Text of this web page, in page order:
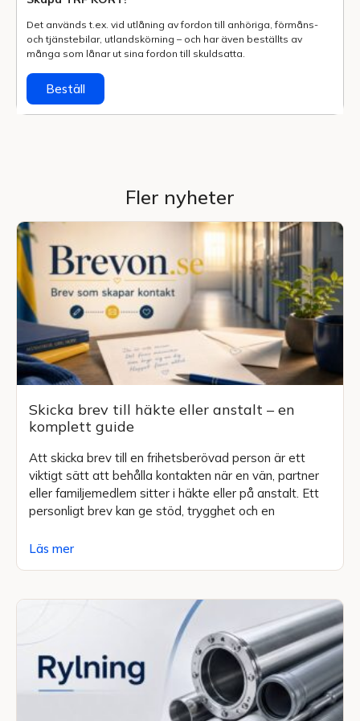
Det används t.ex. vid utlåning av fordon till anhöriga, förmåns-
och tjänstebilar, utlands­körning – och har även beställts av
många som lånar ut sina fordon till skuldsatta.
Beställ
Fler nyheter
Skicka brev till häkte eller anstalt – en
komplett guide
Att skicka brev till en frihetsberövad person är ett
viktigt sätt att behålla kontakten när en vän, partner
eller familjemedlem sitter i häkte eller på anstalt. Ett
personligt brev kan ge stöd, trygghet och en
Läs mer